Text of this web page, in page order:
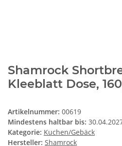
Shamrock
Kleeblatt Dose,
Artikelnummer: 00619
Mindestens haltbar bis:
Kategorie: Kuchen/Gebäck
Hersteller: Shamrock